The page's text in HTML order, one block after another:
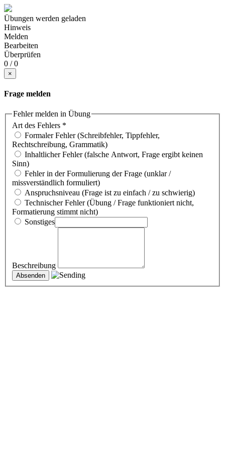
Übungen werden geladen
Hinweis
Melden
Bearbeiten
Überprüfen
0 / 0
×
Frage melden
Fehler melden in Übung
Art des Fehlers *
Formaler Fehler (Schreibfehler, Tippfehler,
Rechtschreibung, Grammatik)
Inhaltlicher Fehler (falsche Antwort, Frage ergibt keinen
Sinn)
Fehler in der Formulierung der Frage (unklar /
missverständlich formuliert)
Anspruchsniveau (Frage ist zu einfach / zu schwierig)
Technischer Fehler (Übung / Frage funktioniert nicht,
Formatierung stimmt nicht)
Sonstiges
Beschreibung